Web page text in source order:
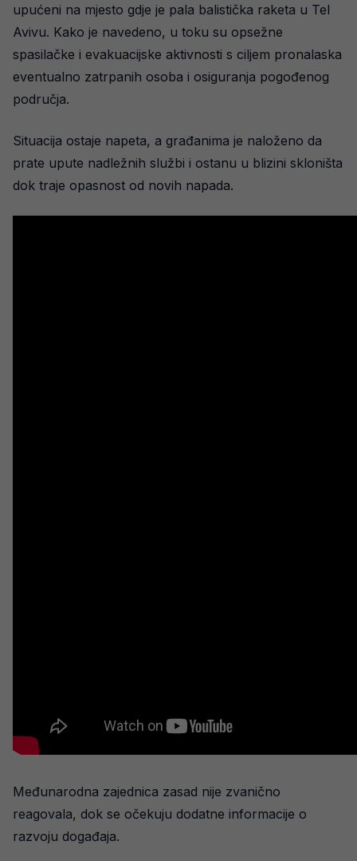
upućeni na mjesto gdje je pala balistička raketa u Tel
Avivu. Kako je navedeno, u toku su opsežne
spasilačke i evakuacijske aktivnosti s ciljem pronalaska
eventualno zatrpanih osoba i osiguranja pogođenog
područja.
Situacija ostaje napeta, a građanima je naloženo da
prate upute nadležnih službi i ostanu u blizini skloništa
dok traje opasnost od novih napada.
Međunarodna zajednica zasad nije zvanično
reagovala, dok se očekuju dodatne informacije o
razvoju događaja.